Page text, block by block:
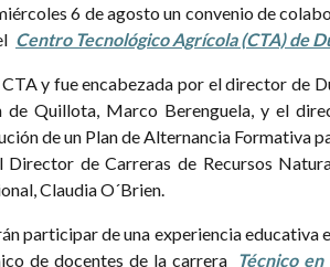
6 de agosto un convenio de
Centro Tecnológico Agrícola (CTA) de
y fue encabezada por el director de
Quillota, Marco Berenguela, y el
de un Plan de Alternancia Formativa
de Carreras de Recursos
Claudia O´Brien.
participar de una experiencia
de docentes de la carrera Técnico